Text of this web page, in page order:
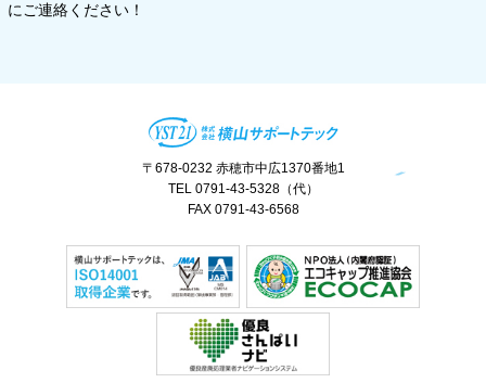
にご連絡ください！
〒678-0232 赤穂市中広1370番地1
TEL 0791-43-5328（代）
FAX 0791-43-6568